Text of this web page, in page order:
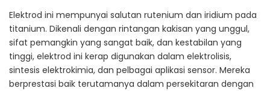
Elektrod ini mempunyai salutan rutenium dan iridium pada
titanium. Dikenali dengan rintangan kakisan yang unggul,
sifat pemangkin yang sangat baik, dan kestabilan yang
tinggi, elektrod ini kerap digunakan dalam elektrolisis,
sintesis elektrokimia, dan pelbagai aplikasi sensor. Mereka
berprestasi baik terutamanya dalam persekitaran dengan